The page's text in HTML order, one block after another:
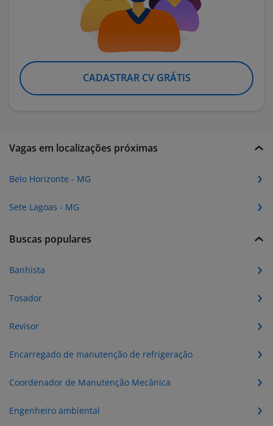
CADASTRAR CV GRÁTIS
Vagas em localizações próximas
Belo Horizonte - MG
Sete Lagoas - MG
Buscas populares
Banhista
Tosador
Revisor
Encarregado de manutenção de refrigeração
Coordenador de Manutenção Mecânica
Engenheiro ambiental